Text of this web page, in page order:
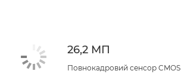
26,2 МП
Повнокадровий сенсор CMOS